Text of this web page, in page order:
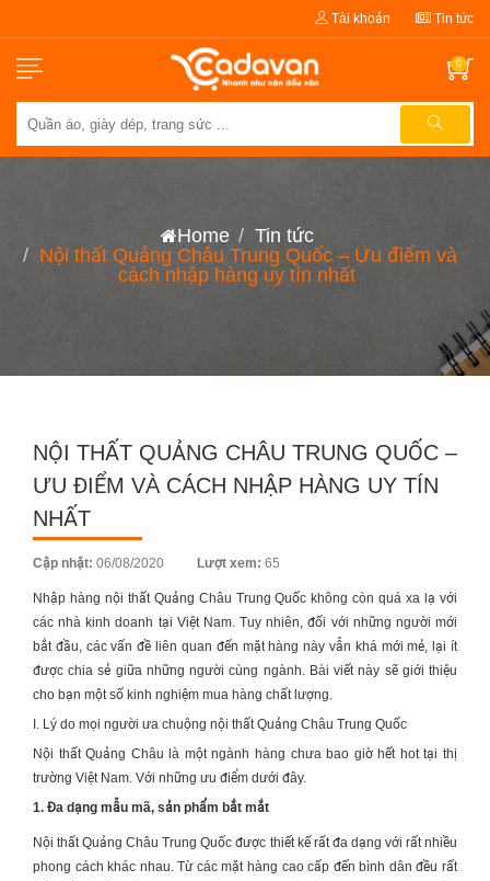
Tài khoản Tin tức
0
Home
Tin tức
Nội thất Quảng Châu Trung Quốc – Ưu điểm và
cách nhập hàng uy tín nhất
NỘI THẤT QUẢNG CHÂU TRUNG QUỐC –
ƯU ĐIỂM VÀ CÁCH NHẬP HÀNG UY TÍN
NHẤT
Cập nhật: Posted
06/08/2020 Lượt xem: 65
Nhập hàng nội thất Quảng Châu Trung Quốc không còn quá xa lạ với
các nhà kinh doanh tại Việt Nam. Tuy nhiên, đối với những người mới
bắt đầu, các vấn đề liên quan đến mặt hàng này vẫn khá mới mẻ, lại ít
được chia sẻ giữa những người cùng ngành. Bài viết này sẽ giới thiệu
cho bạn một số kinh nghiệm mua hàng chất lượng.
I. Lý do mọi người ưa chuộng nội thất Quảng Châu Trung Quốc
Nội thất Quảng Châu là một ngành hàng chưa bao giờ hết hot tại thị
trường Việt Nam. Với những ưu điểm dưới đây.
1. Đa dạng mẫu mã, sản phẩm bắt mắt
Nội thất Quảng ChâuTrung Quốc được thiết kế rất đa dạng với rất nhiều
phong cách khác nhau. Từ các mặt hàng cao cấp đến bình dân đều rất